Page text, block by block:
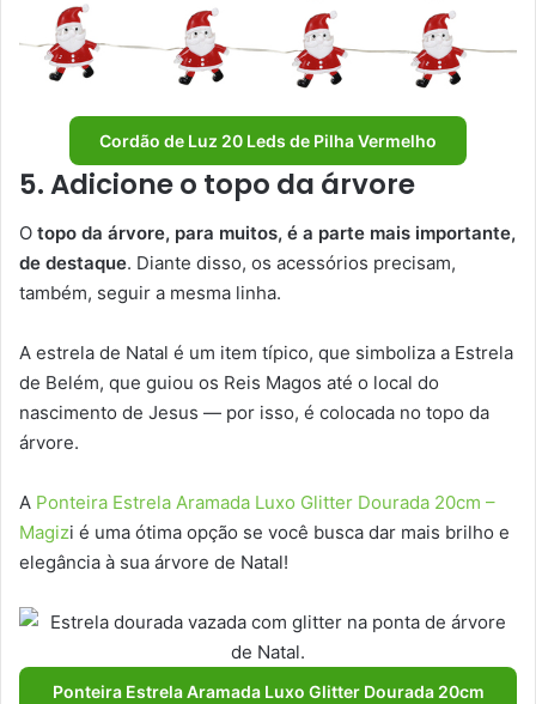
Cordão de Luz 20 Leds de Pilha Vermelho
5. Adicione o topo da árvore
O topo da árvore, para muitos, é a parte mais importante,
de destaque. Diante disso, os acessórios precisam,
também, seguir a mesma linha.
A estrela de Natal é um item típico, que simboliza a Estrela
de Belém, que guiou os Reis Magos até o local do
nascimento de Jesus — por isso, é colocada no topo da
árvore.
A Ponteira Estrela Aramada Luxo Glitter Dourada 20cm –
Magizi é uma ótima opção se você busca dar mais brilho e
elegância à sua árvore de Natal!
Ponteira Estrela Aramada Luxo Glitter Dourada 20cm